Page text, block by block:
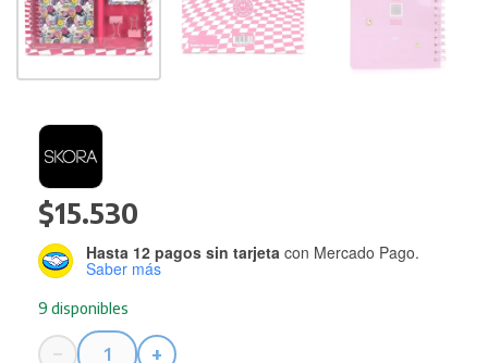
$15.530
9 disponibles
Hasta 12 pagos sin tarjeta con Mercado Pago.
Saber más
− +